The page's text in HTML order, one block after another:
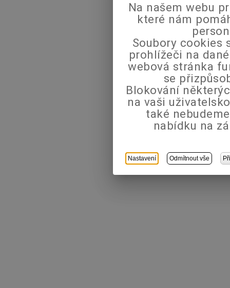
Na našem webu
které nám
Soubory cookies
prohlížeči na
webová stránka
se
Blokování
na vaši
také
nabídku na
Nastavení Odmítnout vše